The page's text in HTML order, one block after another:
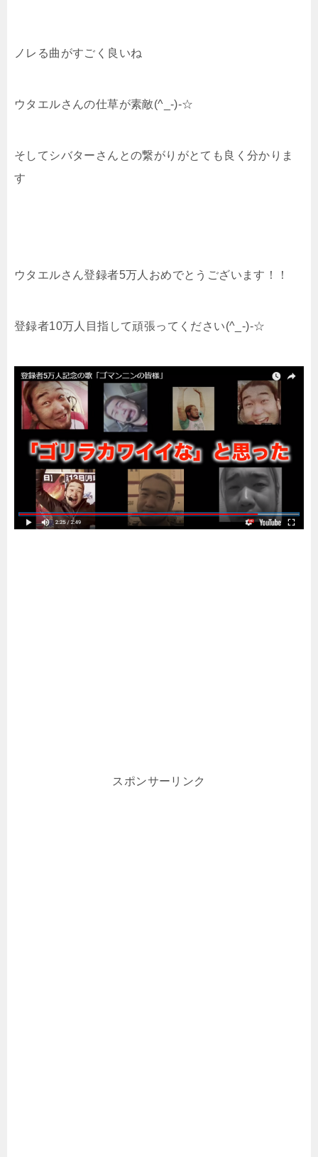
ノレる曲がすごく良いね
ウタエルさんの仕草が素敵(^_-)-☆
そしてシバターさんとの繋がりがとても良く分かりま
す
ウタエルさん登録者5万人おめでとうございます！！
登録者10万人目指して頑張ってください(^_-)-☆
スポンサーリンク